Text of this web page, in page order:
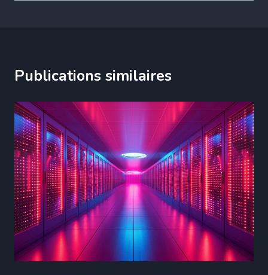
Publications similaires